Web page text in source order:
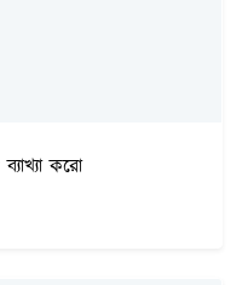
করো